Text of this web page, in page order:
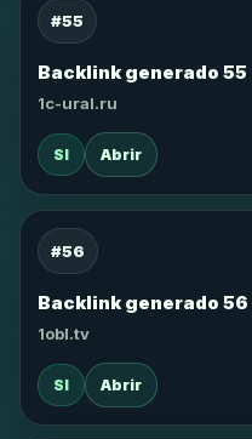
#55
Backlink generado 55
1c-ural.ru
SI Abrir
#56
Backlink generado 56
1obl.tv
SI Abrir